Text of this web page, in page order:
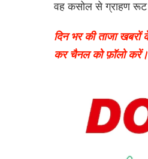
वह कसोल से ग्राहण रूट
दिन भर की ताजा
कर चैनल को फ़ॉलो करें।